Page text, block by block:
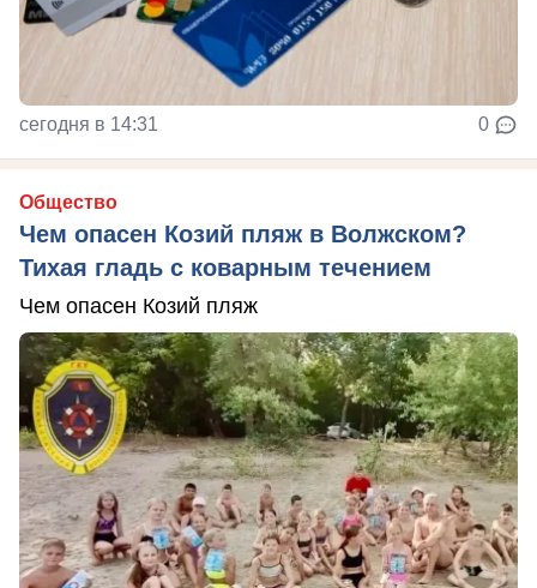
сегодня в 14:31 0
Общество
Чем опасен Козий пляж в Волжском?
Тихая гладь с коварным течением
Чем опасен Козий пляж